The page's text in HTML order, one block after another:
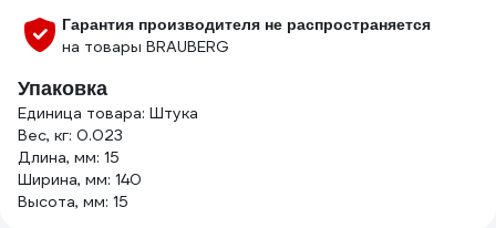
Гарантия производителя не распространяется
на товары BRAUBERG
Упаковка
Единица товара: Штука
Вес, кг: 0.023
Длина, мм: 15
Ширина, мм: 140
Высота, мм: 15